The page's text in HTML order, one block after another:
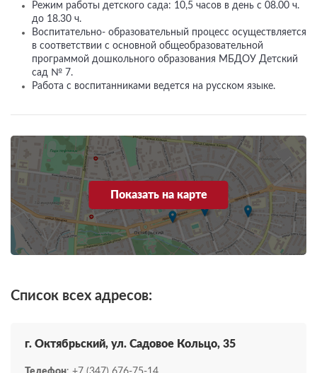
Режим работы детского сада: 10,5 часов в день с 08.00 ч.
до 18.30 ч.
Воспитательно- образовательный процесс осуществляется
в соответствии с основной общеобразовательной
программой дошкольного образования МБДОУ Детский
сад № 7.
Работа с воспитанниками ведется на русском языке.
Показать на карте
Список всех адресов:
г. Октябрьский, ул. Садовое Кольцо, 35